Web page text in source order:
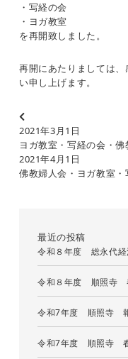
・写経の会
・ヨガ教室
を再開致しました。
再開にあたりましては
い申し上げます。
2021年3月1日
ヨガ教室・写経の会・
2021年4月1日
佛教婦人会・ヨガ教室
最近の投稿
令和８年度 総永代経
令和８年度 順照寺
令和7年度 順照寺
令和7年度 順照寺